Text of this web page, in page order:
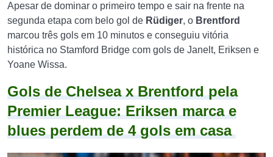
Apesar de dominar o primeiro tempo e sair na frente na
segunda etapa com belo gol de Rüdiger, o Brentford
marcou três gols em 10 minutos e conseguiu vitória
histórica no Stamford Bridge com gols de Janelt, Eriksen e
Yoane Wissa.
Gols de Chelsea x Brentfordpela
Premier League: Eriksen marca e
blues perdem de 4 gols em casa